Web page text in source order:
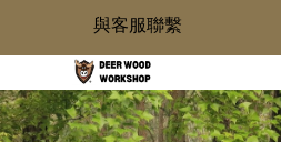
與客服聯繫